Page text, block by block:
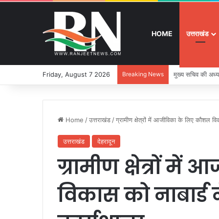
HOME उत्तराखंड
Friday, August 7 2026 Breaking News श्रद्धा, सुरक्षा और
Home /उत्तराखंड /ग्रामीण क्षेत्रों में आजीविका के लिए कौशल
उत्तराखंड देहरादून
ग्रामीण क्षेत्रों में
विकास को